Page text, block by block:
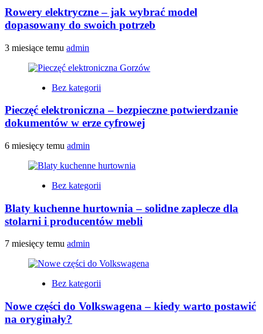
Rowery elektryczne – jak wybrać model
dopasowany do swoich potrzeb
3 miesiące temu admin
Bez kategorii
Pieczęć elektroniczna – bezpieczne potwierdzanie
dokumentów w erze cyfrowej
6 miesięcy temu admin
Bez kategorii
Blaty kuchenne hurtownia – solidne zaplecze dla
stolarni i producentów mebli
7 miesięcy temu admin
Bez kategorii
Nowe części do Volkswagena – kiedy warto postawić
na oryginały?